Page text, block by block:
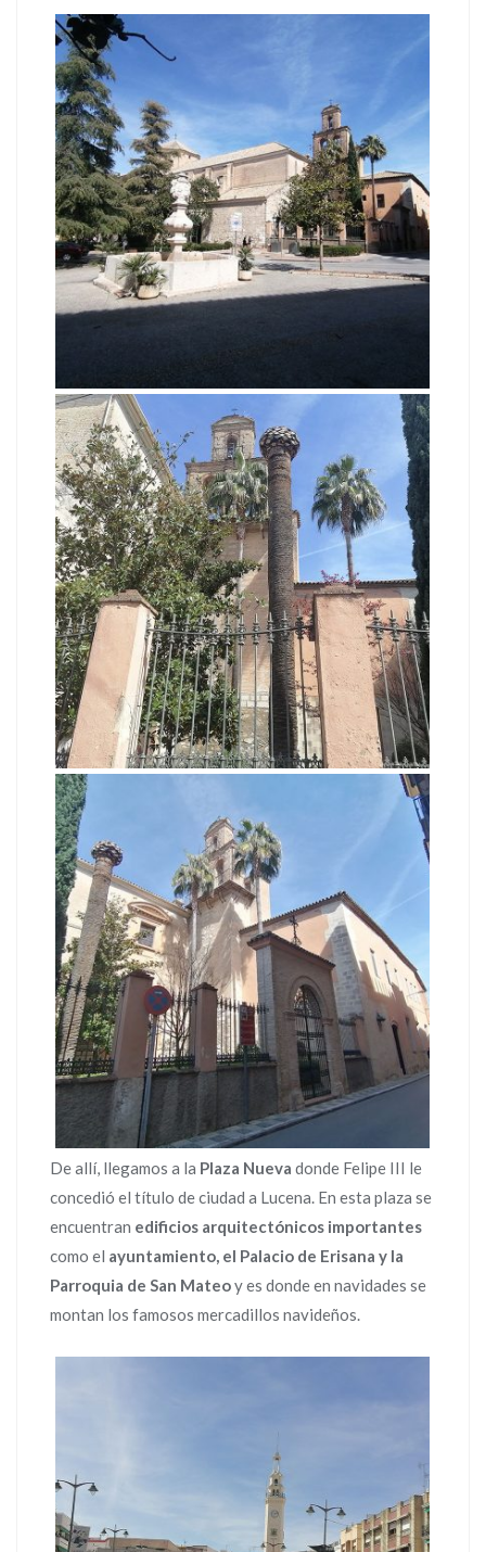
De allí, llegamos a la Plaza Nueva donde Felipe III le
concedió el título de ciudad a Lucena. En esta plaza se
encuentran edificios arquitectónicos importantes
como el ayuntamiento, el Palacio de Erisana y la
Parroquia de San Mateoy es donde en navidades se
montan los famosos mercadillos navideños.